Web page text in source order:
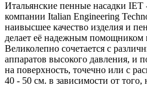
Итальянские пенные насадки IET
компании Italian Engineering
наивысшее качество изделия и
делает её надежным помощником
Великолепно сочетается с
аппаратов высокого давления, и
на поверхность, точечно или с
40 - 50 см. в зависимости от того,